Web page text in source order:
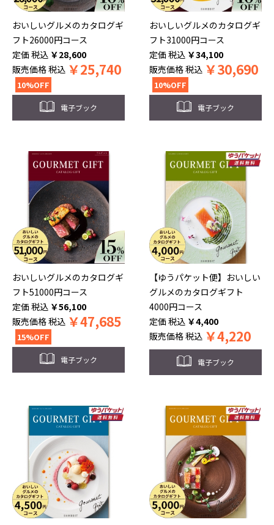
おいしいグルメのカタログギ
フト26000円コース
税込 ￥28,600
販売価格税込 ￥25,740
10%OFF
電子ブック
おいしいグルメのカタログギ
フト31000円コース
税込 ￥34,100
販売価格税込 ￥30,690
10%OFF
電子ブック
おいしいグルメのカタログギ
フト51000円コース
税込 ￥56,100
販売価格税込 ￥47,685
15%OFF
電子ブック
【ゆうパケット便】おいしい
グルメのカタログギフト
4000円コース
税込 ￥4,400
販売価格税込 ￥4,220
電子ブック